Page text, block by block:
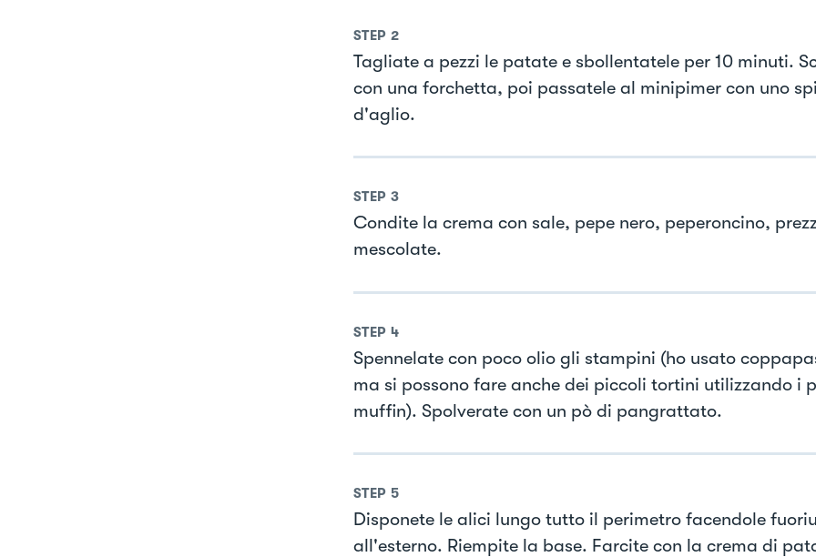
STEP 2
Tagliate a pezzi le patate e sbollentatele per 10 minuti.
con una forchetta, poi passatele al minipimer con uno
d'aglio.
STEP 3
Condite la crema con sale, pepe nero, peperoncino,
mescolate.
STEP 4
Spennelate con poco olio gli stampini (ho usato
ma si possono fare anche dei piccoli tortini utilizzando i
muffin). Spolverate con un pò di pangrattato.
STEP 5
Disponete le alici lungo tutto il perimetro facendole
all'esterno. Riempite la base. Farcite con la crema di